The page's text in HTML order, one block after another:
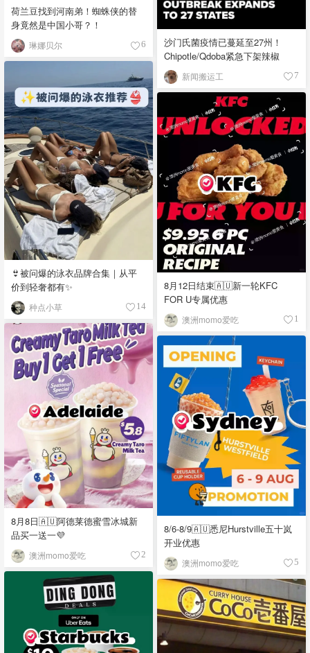
荷兰豆找到河南弟！蜘蛛侠的替
身竟然是中国小哥？！
琳娜贝尔 6
沙门氏菌疫情已蔓延至27州！
Chipotle/Qdoba紧急下架辣椒
新闻搬运工 7
👙被问爆的泳衣品牌合集｜从平
价到轻奢都有✨
种点小草 14
8月12日结束🇦🇺新一轮KFC
FOR U专属优惠
澳洲momo爱吃 1
8月8日🇦🇺阿德莱德蜜雪冰城新
品买一送一💜
澳洲momo爱吃 2
8/6-8/9🇦🇺悉尼Hurstville五十岚
开业优惠
澳洲momo爱吃 5